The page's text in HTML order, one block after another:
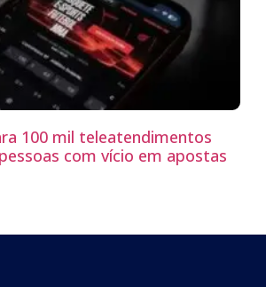
100 mil teleatendimentos
com vício em apostas